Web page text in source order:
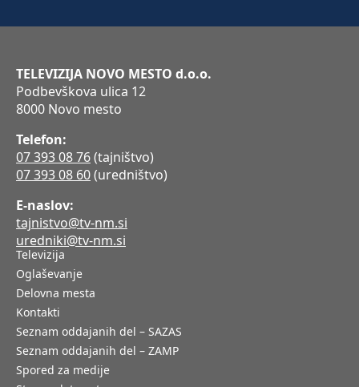
TELEVIZIJA NOVO MESTO d.o.o.
Podbevškova ulica 12
8000 Novo mesto
Telefon:
07 393 08 76(tajništvo)
07 393 08 60(uredništvo)
E-naslov:
tajnistvo@tv-nm.si
uredniki@tv-nm.si
Televizija
Oglaševanje
Delovna mesta
Kontakti
Seznam oddajanih del – SAZAS
Seznam oddajanih del – ZAMP
Spored za medije